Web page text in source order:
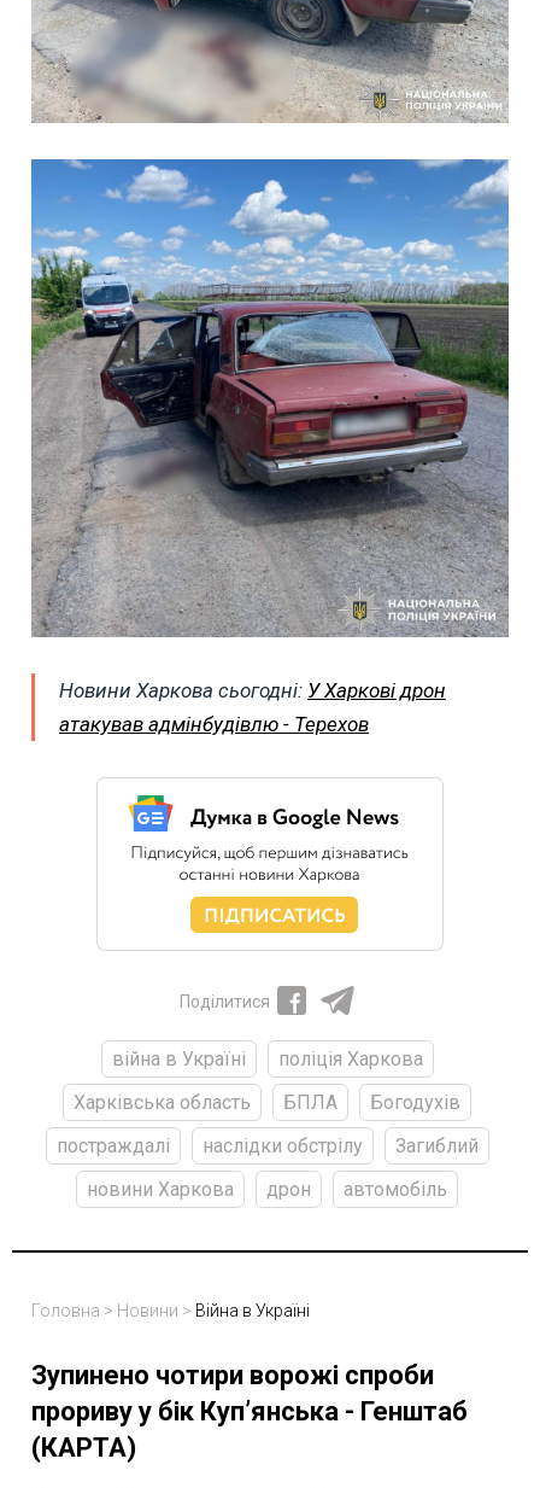
Новини Харкова сьогодні: У Харкові дрон
атакував адмінбудівлю - Терехов
Поділитися
війна в Україні
поліція Харкова
Харківська область
БПЛА
Богодухів
постраждалі
наслідки обстрілу
Загиблий
новини Харкова
дрон автомобіль
Головна > Новини > Війна в Україні
Зупинено чотири ворожі спроби
прориву у бік Куп’янська - Генштаб
(КАРТА)